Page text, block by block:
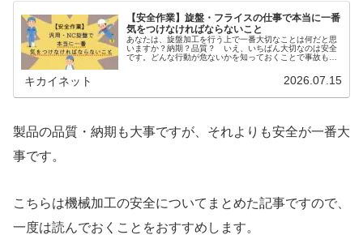
【安全作業】旋盤・フライスの仕事で本当に一番
気をつけなければならないこと
あなたは、旋盤加工を行う上で一番大切なことは何だと思
いますか？納期？品質？ いえ、いちばん大切なのは安全
です。どんな行動が危ないかを知っておくことで事故も未
キカイネット 2026.07.15
製品の品質・納期も大事ですが、それよりも安全が一番大
事です。
こちらは機械加工の安全についてまとめた記事ですので、
一度は読んでおくことをおすすめします。